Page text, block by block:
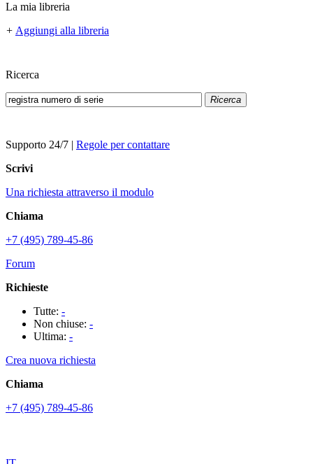
La mia libreria
+ Aggiungi alla libreria
Ricerca
Ricerca
Supporto 24/7 | Regole per contattare
Scrivi
Una richiesta attraverso il modulo
Chiama
+7 (495) 789-45-86
Forum
Richieste
Tutte: -
Non chiuse: -
Ultima: -
Crea nuova richiesta
Chiama
+7 (495) 789-45-86